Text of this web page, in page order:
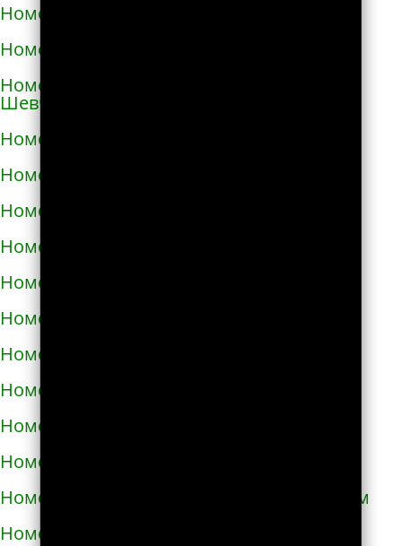
Номера телефонов такси в Коростене
Номера телефонов такси в Коростышеве
Номера телефонов такси в Корсунь-
Шевченковском
Номера телефонов такси в Корюковке
Номера телефонов такси в Костополе
Номера телефонов такси в Котельве
Номера телефонов такси в Коцюбинском
Номера телефонов такси в Красилове
Номера телефонов такси в Краснограде
Номера телефонов такси в Кременце
Номера телефонов такси в Кременчуге
Номера телефонов такси в Кривом Роге
Номера телефонов такси в Кролевце
Номера телефонов такси в Кропивницком
Номера телефонов такси в Купянске